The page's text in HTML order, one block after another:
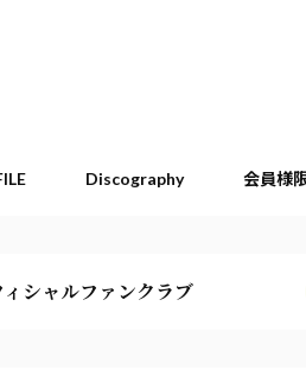
Discography 会員様
シャルファンクラブ